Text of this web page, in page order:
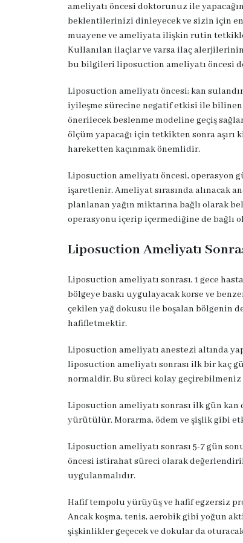
ameliyatı öncesi doktorunuz ile
beklentilerinizi dinleyecek ve sizin için
muayene ve ameliyata ilişkin rutin
Kullanılan ilaçlar ve varsa ilaç
bu bilgileri liposuction ameliyatı öncesi
Liposuction ameliyatı öncesi; kan
iyileşme sürecine negatif etkisi ile bilinen
önerilecek beslenme modeline geçiş
ölçüm yapacağı için tetkikten sonra aşırı
hareketten kaçınmak önemlidir.
Liposuction ameliyatı öncesi,
işaretlenir. Ameliyat sırasında alınacak
planlanan yağın miktarına bağlı olarak
operasyonu içerip içermediğine de bağlı
Liposuction Ameliyatı
Liposuction ameliyatı sonrası, 1 gece
bölgeye baskı uygulayacak korse ve
çekilen yağ dokusu ile boşalan bölgenin
hafifletmektir.
Liposuction ameliyatı anestezi altında
liposuction ameliyatı sonrası ilk bir kaç
normaldir. Bu süreci kolay
Liposuction ameliyatı sonrası ilk gün kan
yürütülür. Morarma, ödem ve şişlik gibi
Liposuction ameliyatı sonrası 5-7 gün
öncesi istirahat süreci olarak
uygulanmalıdır.
Hafif tempolu yürüyüş ve hafif egzersiz
Ancak koşma, tenis, aerobik gibi yoğun
şişkinlikler geçecek ve dokular da